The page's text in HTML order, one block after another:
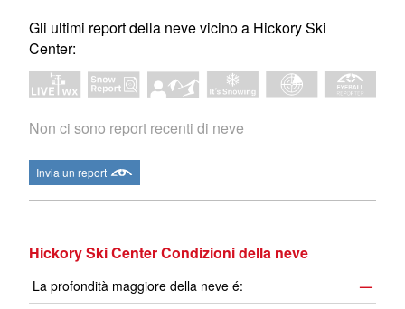
Gli ultimi report della neve vicino a Hickory Ski
Center:
Non ci sono report recenti di neve
Invia un report
Hickory Ski Center Condizioni della neve
La profondità maggiore della neve é:
—